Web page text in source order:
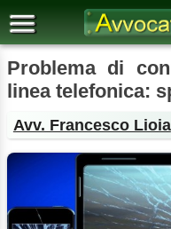
Problema di
linea telefonica:
Avv. Francesco Lioia